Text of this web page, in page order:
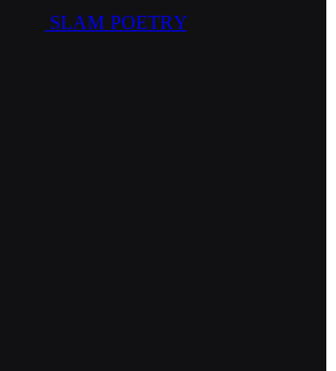
SLAM POETRY